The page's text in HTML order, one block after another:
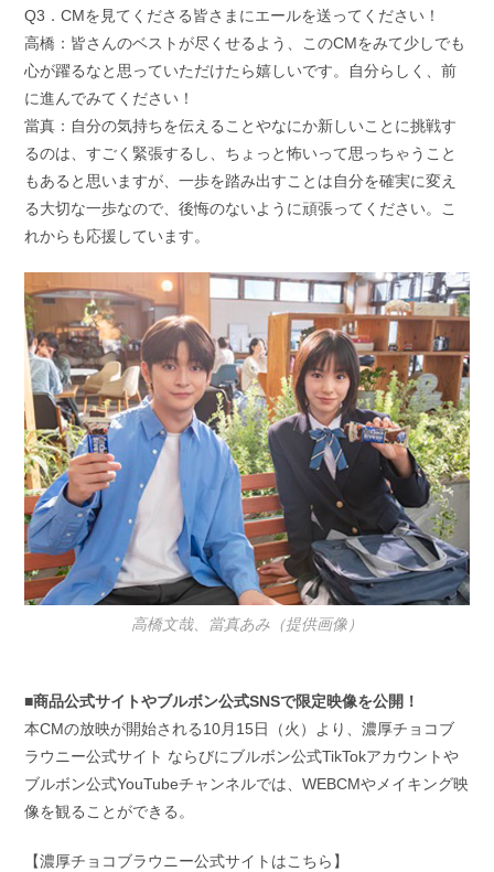
Q3．CMを見てくださる皆さまにエールを送ってください！
高橋：皆さんのベストが尽くせるよう、このCMをみて少しでも
心が躍るなと思っていただけたら嬉しいです。自分らしく、前
に進んでみてください！
當真：自分の気持ちを伝えることやなにか新しいことに挑戦す
るのは、すごく緊張するし、ちょっと怖いって思っちゃうこと
もあると思いますが、一歩を踏み出すことは自分を確実に変え
る大切な一歩なので、後悔のないように頑張ってください。こ
れからも応援しています。
高橋文哉、當真あみ（提供画像）
■商品公式サイトやブルボン公式SNSで限定映像を公開！
本CMの放映が開始される10月15日（火）より、濃厚チョコブ
ラウニー公式サイト ならびにブルボン公式TikTokアカウントや
ブルボン公式YouTubeチャンネルでは、WEBCMやメイキング映
像を観ることができる。
【濃厚チョコブラウニー公式サイトはこちら】